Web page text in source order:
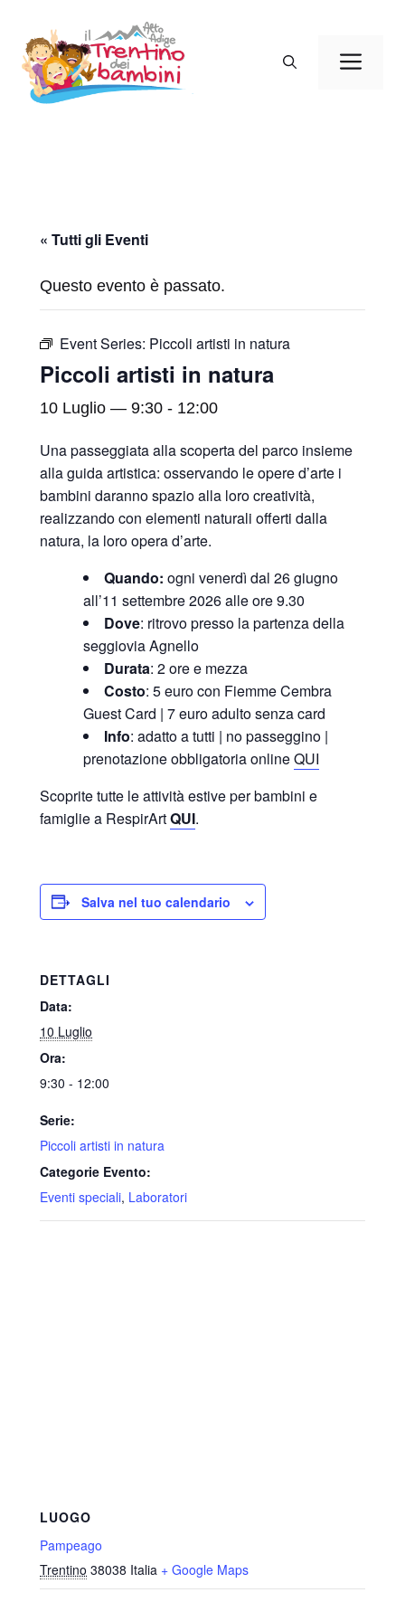
contenuto
« Tutti gli Eventi
Questo evento è passato.
Event Series: Piccoli artisti in natura
Piccoli artisti in natura
10 Luglio — 9:30 - 12:00
Una passeggiata alla scoperta del parco insieme
alla guida artistica: osservando le opere d’arte i
bambini daranno spazio alla loro creatività,
realizzando con elementi naturali offerti dalla
natura, la loro opera d’arte.
Quando: ogni venerdì dal 26 giugno
all’11 settembre 2026 alle ore 9.30
Dove: ritrovo presso la partenza della
seggiovia Agnello
Durata: 2 ore e mezza
Costo: 5 euro con Fiemme Cembra
Guest Card | 7 euro adulto senza card
Info: adatto a tutti | no passeggino |
prenotazione obbligatoria onlineQUI
Scoprite tutte le attività estive per bambini e
famiglie a RespirArtQUI.
Salva nel tuo calendario
DETTAGLI
Data:
10 Luglio
Ora:
9:30 - 12:00
Serie:
Piccoli artisti in natura
Categorie Evento:
Eventi speciali, Laboratori
LUOGO
Pampeago
Trentino 38038 Italia + Google Maps